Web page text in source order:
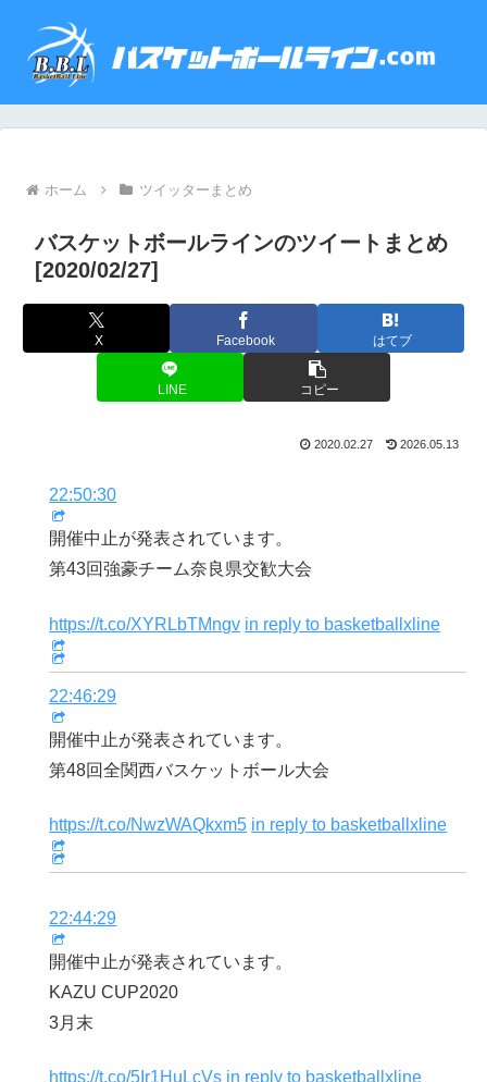
ホーム ツイッターまとめ
バスケットボールラインのツイートまとめ
[2020/02/27]
X Facebook はてブ
LINE コピー
2020.02.27 2026.05.13
22:50:30
開催中止が発表されています。
第43回強豪チーム奈良県交歓大会
https://t.co/XYRLbTMngv in reply to basketballxline
22:46:29
開催中止が発表されています。
第48回全関西バスケットボール大会
https://t.co/NwzWAQkxm5 in reply to basketballxline
22:44:29
開催中止が発表されています。
KAZU CUP2020
3月末
https://t.co/5Ir1HuLcVs in reply to basketballxline